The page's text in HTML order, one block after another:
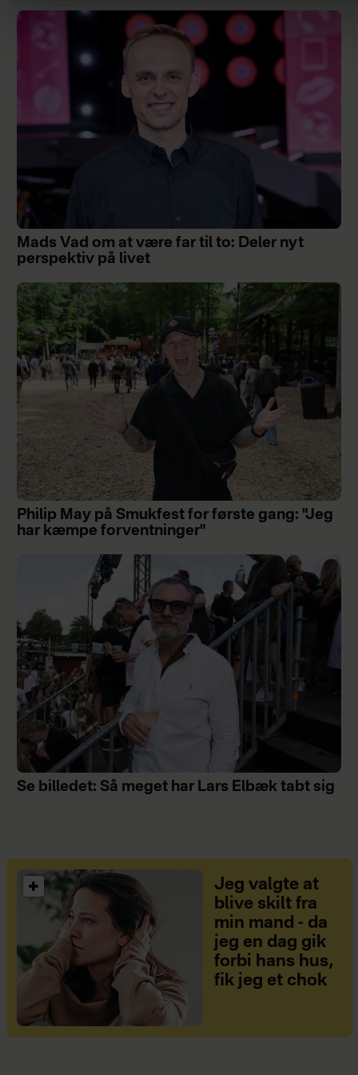
Mads Vad om at være far til to: Deler nyt
perspektiv på livet
Philip May på Smukfest for første gang: "Jeg
har kæmpe forventninger"
Se billedet: Så meget har Lars Elbæk tabt sig
Jeg valgte at
blive skilt fra
min mand - da
jeg en dag gik
forbi hans hus,
fik jeg et chok